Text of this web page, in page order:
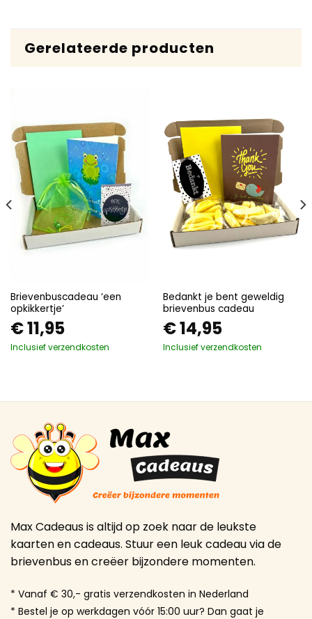
Gerelateerde producten
Brievenbuscadeau ‘een
opkikkertje’
€11,95
Inclusief verzendkosten
Bedankt je bent geweldig
brievenbus cadeau
€14,95
Inclusief verzendkosten
Max Cadeaus is altijd op zoek naar de leukste
kaarten en cadeaus. Stuur een leuk cadeau via de
brievenbus en creëer bijzondere momenten.
* Vanaf € 30,- gratis verzendkosten in Nederland
* Bestel je op werkdagen vóór 15:00 uur? Dan gaat je